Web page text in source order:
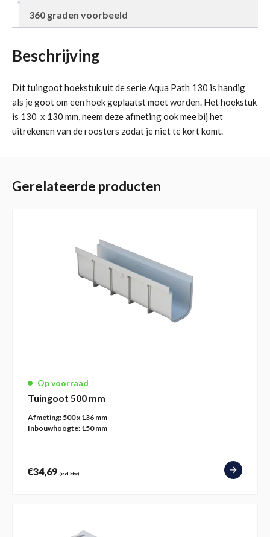
360 graden voorbeeld
Beschrijving
Dit tuingoot hoekstuk uit de serie Aqua Path 130 is handig
als je goot om een hoek geplaatst moet worden. Het hoekstuk
is 130 x 130 mm, neem deze afmeting ook mee bij het
uitrekenen van de roosters zodat je niet te kort komt.
Gerelateerde producten
Op voorraad
Tuingoot 500 mm
Afmeting: 500 x 136 mm
Inbouwhoogte: 150 mm
€34,69 (incl. btw)